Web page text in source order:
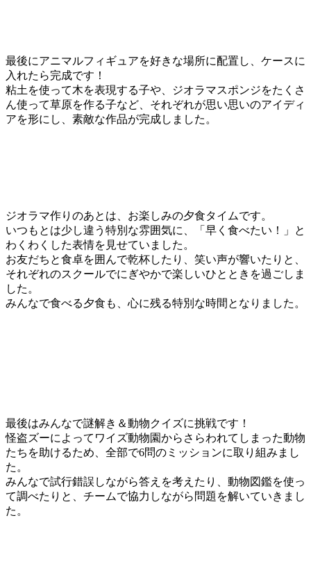
最後にアニマルフィギュアを好きな場所に配置し、ケースに
入れたら完成です！
粘土を使って木を表現する子や、ジオラマスポンジをたくさ
ん使って草原を作る子など、それぞれが思い思いのアイディ
アを形にし、素敵な作品が完成しました。
ジオラマ作りのあとは、お楽しみの夕食タイムです。
いつもとは少し違う特別な雰囲気に、「早く食べたい！」と
わくわくした表情を見せていました。
お友だちと食卓を囲んで乾杯したり、笑い声が響いたりと、
それぞれのスクールでにぎやかで楽しいひとときを過ごしま
した。
みんなで食べる夕食も、心に残る特別な時間となりました。
最後はみんなで謎解き＆動物クイズに挑戦です！
怪盗ズーによってワイズ動物園からさらわれてしまった動物
たちを助けるため、全部で6問のミッションに取り組みまし
た。
みんなで試行錯誤しながら答えを考えたり、動物図鑑を使っ
て調べたりと、チームで協力しながら問題を解いていきまし
た。